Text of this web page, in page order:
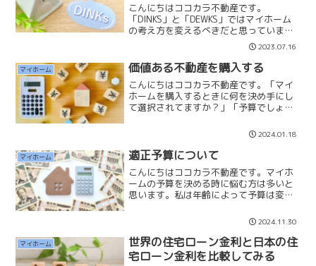
こんにちはココカラ不動産です。
「DINKS」と「DEWKS」ではマイホーム
の考え方を変えるべきだと思っていま
す。※DINKS・・子供のいない共働き夫婦
※DEWKS・・子供のいる共働き夫婦
DEWKSは子供の養育費や教育費が掛かる
為、マイホーム...
2023.07.16
マイホーム 価値ある不動産を購入する
こんにちはココカラ不動産です。「マイ
ホームを購入するときに何を決め手にし
て選択されてますか？」「予算でしょう
「間取りや広さでしょうか？」もちろん
夢や希望を叶えるのは大前提ですが、私
はその前に「価値」ある不動...
2024.01.18
マイホーム 適正予算について
こんにちはココカラ不動産です。マイホ
ームの予算を決める時に悩む方は多いと
思います。私は年齢によって予算は変え
で「年収✕８倍上限」４０代で「年収✕６
倍上限」程度だと考えています。４０代
後半の方や定年退職が６...
2024.11.30
マイホーム
世界の住宅ローン金利と日本の住
宅ローン金利を比較してみる